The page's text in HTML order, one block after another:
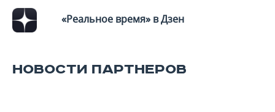
«Реальное время» в Дзен
НОВОСТИ ПАРТНЕРОВ